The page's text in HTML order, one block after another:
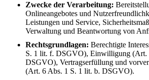
Zwecke der Verarbeitung:
Onlineangebotes und
Leistungen und Service,
Verwaltung und Beantwortung von
Rechtsgrundlagen: Berechtigte
S. 1 lit. f. DSGVO), Einwilligung (Art.
DSGVO), Vertragserfüllung und
(Art. 6 Abs. 1 S. 1 lit. b. DSGVO).